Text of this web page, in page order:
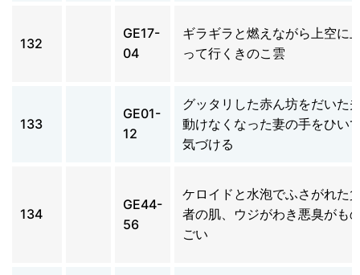
132
GE17-
04
ギラギラと燃えながら上空に
って行くきのこ雲
133
GE01-
12
グッタリした赤ん坊をだいた
動けなくなった妻の手をひい
気づける
134
GE44-
56
ケロイドと水泡でふさがれた
者の肌、ウジがわき悪臭がも
ごい